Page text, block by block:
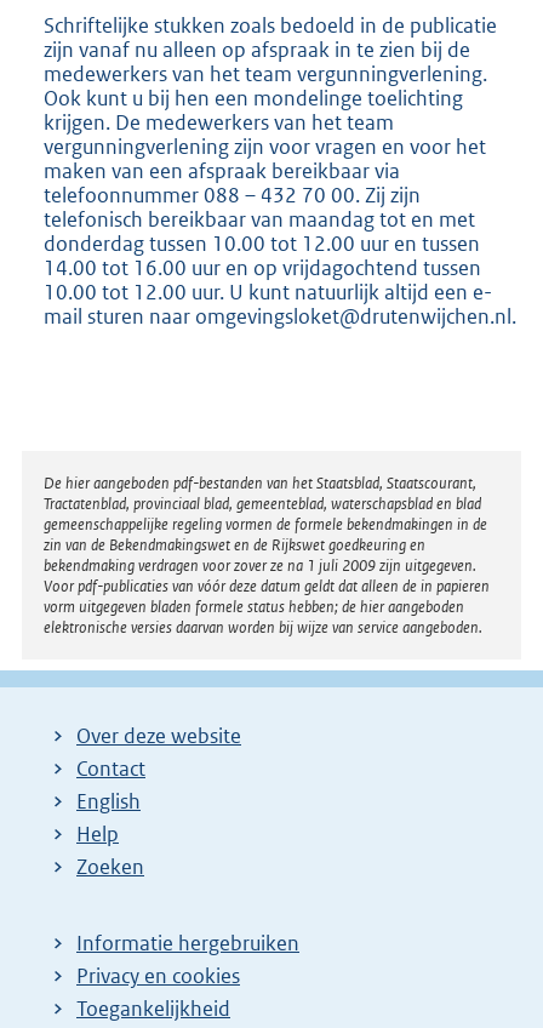
Schriftelijke stukken zoals bedoeld in de publicatie
zijn vanaf nu alleen op afspraak in te zien bij de
medewerkers van het team vergunningverlening.
Ook kunt u bij hen een mondelinge toelichting
krijgen. De medewerkers van het team
vergunningverlening zijn voor vragen en voor het
maken van een afspraak bereikbaar via
telefoonnummer 088 – 432 70 00. Zij zijn
telefonisch bereikbaar van maandag tot en met
donderdag tussen 10.00 tot 12.00 uur en tussen
14.00 tot 16.00 uur en op vrijdagochtend tussen
10.00 tot 12.00 uur. U kunt natuurlijk altijd een e-
mail sturen naar omgevingsloket@drutenwijchen.nl.
Disclaimer
De hier aangeboden pdf-bestanden van het Staatsblad, Staatscourant,
Tractatenblad, provinciaal blad, gemeenteblad, waterschapsblad en blad
gemeenschappelijke regeling vormen de formele bekendmakingen in de
zin van de Bekendmakingswet en de Rijkswet goedkeuring en
bekendmaking verdragen voor zover ze na 1 juli 2009 zijn uitgegeven.
Voor pdf-publicaties van vóór deze datum geldt dat alleen de in papieren
vorm uitgegeven bladen formele status hebben; de hier aangeboden
elektronische versies daarvan worden bij wijze van service aangeboden.
Over deze website
Contact
English
Help
Zoeken
Informatie hergebruiken
Privacy en cookies
Toegankelijkheid